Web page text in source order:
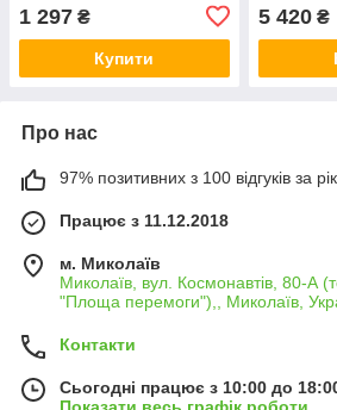
1 297 ₴
Купити
5 420₴
Про нас
97% позитивних з 100 відгуків за рік
Працює з 11.12.2018
м. Миколаїв
Миколаїв, вул. Космонавтів, 80-А
"Площа перемоги"),, Миколаїв,
Контакти
Сьогодні працює з 10:00 до